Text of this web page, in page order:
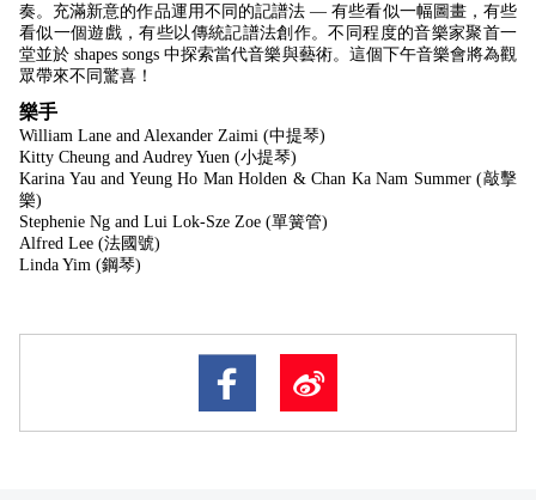
奏。充滿新意的作品運用不同的記譜法 — 有些看似一幅圖畫，有些
看似一個遊戲，有些以傳統記譜法創作。不同程度的音樂家聚首一
堂並於 shapes songs 中探索當代音樂與藝術。這個下午音樂會將為觀
眾帶來不同驚喜！
樂手
William Lane and Alexander Zaimi (中提琴)
Kitty Cheung and Audrey Yuen (小提琴)
Karina Yau and Yeung Ho Man Holden & Chan Ka Nam Summer (敲擊
樂)
Stephenie Ng and Lui Lok-Sze Zoe (單簧管)
Alfred Lee (法國號)
Linda Yim (鋼琴)